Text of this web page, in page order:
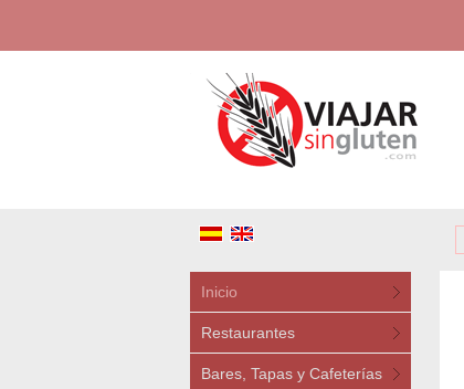
Inicio
Restaurantes
Bares, Tapas y Cafeterías